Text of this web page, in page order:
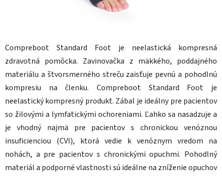
Compreboot Standard Foot je neelastická kompresná
zdravotná pomôcka. Zavinovačka z mäkkého, poddajného
materiálu a štvorsmerného streču zaisťuje pevnú a pohodlnú
kompresiu na členku. Compreboot Standard Foot je
neelastický kompresný produkt. Zábal je ideálny pre pacientov
so žilovými a lymfatickými ochoreniami. Ľahko sa nasadzuje a
je vhodný najmä pre pacientov s chronickou venóznou
insuficienciou (CVI), ktorá vedie k venóznym vredom na
nohách, a pre pacientov s chronickými opuchmi. Pohodlný
materiál a podporné vlastnosti sú ideálne na zníženie opuchov